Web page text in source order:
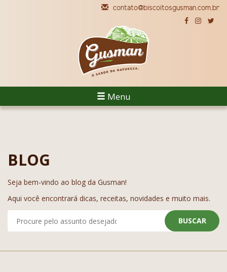
contato@biscoitosgusman.com.br
Menu
BLOG
Seja bem-vindo ao blog da Gusman!
Aqui você encontrará dicas, receitas, novidades e muito mais.
BUSCAR